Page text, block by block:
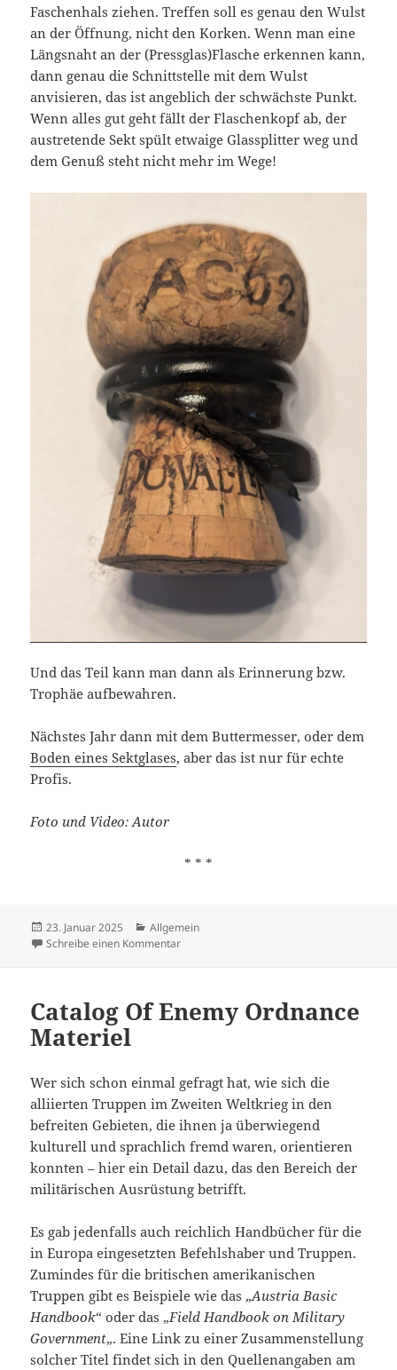
Faschenhals ziehen. Treffen soll es genau den Wulst
an der Öffnung, nicht den Korken. Wenn man eine
Längsnaht an der (Pressglas)Flasche erkennen kann,
dann genau die Schnittstelle mit dem Wulst
anvisieren, das ist angeblich der schwächste Punkt.
Wenn alles gut geht fällt der Flaschenkopf ab, der
austretende Sekt spült etwaige Glassplitter weg und
dem Genuß steht nicht mehr im Wege!
Und das Teil kann man dann als Erinnerung bzw.
Trophäe aufbewahren.
Nächstes Jahr dann mit dem Buttermesser, oder dem
Boden eines Sektglases, aber das ist nur für echte
Profis.
Foto und Video: Autor
* * *
Veröffentlicht
am
23. Januar 2025 Kategorien
Allgemein
Schreibe einen Kommentarzu Schampus aufsäbeln
Catalog Of Enemy Ordnance
Materiel
Wer sich schon einmal gefragt hat, wie sich die
alliierten Truppen im Zweiten Weltkrieg in den
befreiten Gebieten, die ihnen ja überwiegend
kulturell und sprachlich fremd waren, orientieren
konnten – hier ein Detail dazu, das den Bereich der
militärischen Ausrüstung betrifft.
Es gab jedenfalls auch reichlich Handbücher für die
in Europa eingesetzten Befehlshaber und Truppen.
Zumindes für die britischen amerikanischen
Truppen gibt es Beispiele wie das „Austria Basic
Handbook“ oder das „Field Handbook on Military
Government„. Eine Link zu einer Zusammenstellung
solcher Titel findet sich in den Quellenangaben am